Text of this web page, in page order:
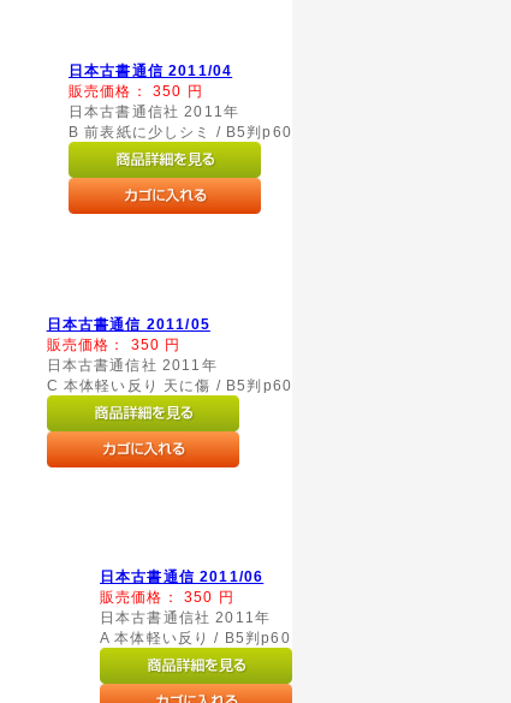
日本古書通信 2011/04
販売価格： 350 円
日本古書通信社 2011年
B 前表紙に少しシミ / B5判p60
日本古書通信 2011/05
販売価格： 350 円
日本古書通信社 2011年
C 本体軽い反り 天に傷 / B5判p60
日本古書通信 2011/06
販売価格： 350
円
日本古書通信社 2011年
A 本体軽い反り / B5判p60